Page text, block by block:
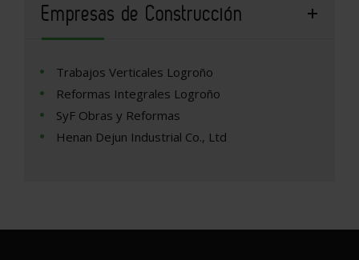
Empresas de Construcción
Trabajos Verticales Logroño
Reformas Integrales Logroño
SyF Obras y Reformas
Henan Dejun Industrial Co., Ltd